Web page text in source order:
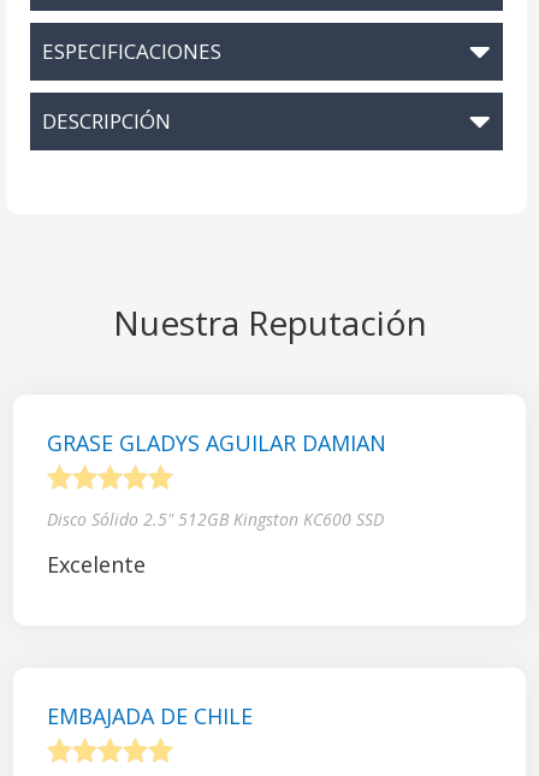
ESPECIFICACIONES
DESCRIPCIÓN
Nuestra Reputación
GRASE GLADYS AGUILAR DAMIAN
Disco Sólido 2.5" 512GB Kingston KC600 SSD
Excelente
EMBAJADA DE CHILE